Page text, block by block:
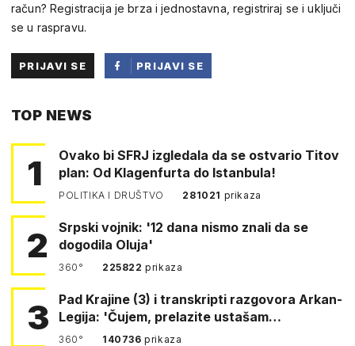
račun? Registracija je brza i jednostavna, registriraj se i uključi
se u raspravu.
PRIJAVI SE
PRIJAVI SE
TOP NEWS
1
Ovako bi SFRJ izgledala da se ostvario Titov
plan: Od Klagenfurta do Istanbula!
POLITIKA I DRUŠTVO 281021 prikaza
2
Srpski vojnik: '12 dana nismo znali da se
dogodila Oluja'
360° 225822prikaza
3
Pad Krajine (3) i transkripti razgovora Arkan-
Legija: 'Čujem, prelazite ustašam…
360° 140736prikaza